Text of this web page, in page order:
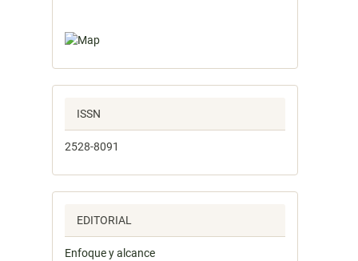
ISSN
2528-8091
EDITORIAL
Enfoque y alcance